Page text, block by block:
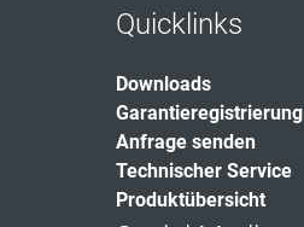
Quicklinks
Downloads
Garantieregistrierung
Anfrage senden
Technischer Service
Produktübersicht